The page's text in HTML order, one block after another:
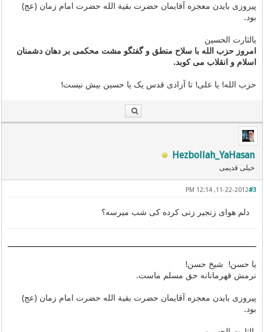
پیروزی بایدن معجزه آقایمان حضرت بقیة الله حضرت امام زمان (عج)
بود.
یالثارت الحسین
امروز حزب الله با سلاح منطق و گفتگو مشت محکمی بر دهان دشمنان
اسلام و انقلاب می کوبد.
حزب الله! یا علی! تا آزادی قدس یک یا حسین بیش نیست!
Hezbollah_YaHasan
خیلی قدیمی
#3
11-22-2012, 12:14 PM
دلم هوای زنجیر زنی کرده کی شب میرسه؟
یا حسن! شیخ حسن!
نرمش قهرمانانه حق مسلم ماست.
پیروزی بایدن معجزه آقایمان حضرت بقیة الله حضرت امام زمان (عج)
بود.